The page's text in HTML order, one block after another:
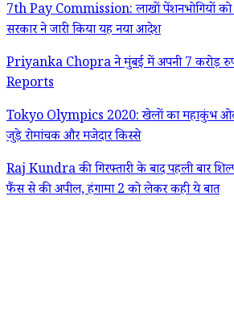
7th Pay Commission: लाखों पेंशनभोगियों को
सरकार ने जारी किया यह नया आदेश
Priyanka Chopra ने मुंबई में अपनी 7 करोड़ रुपए
Reports
Tokyo Olympics 2020: खेलों का महाकुंभ
जुड़े रोमांचक और मजेदार किस्से
Raj Kundra की गिरफ्तारी के बाद पहली बार
फैंस से की अपील, हंगामा 2 को लेकर कही ये बात